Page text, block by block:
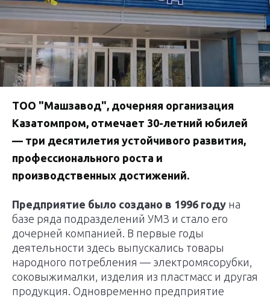
️ТОО "Машзавод", дочерняя организация
Казатомпром, отмечает 30-летний юбилей
— три десятилетия устойчивого развития,
профессионального роста и
производственных достижений.
Предприятие было создано в 1996 году на
базе ряда подразделений УМЗ и стало его
дочерней компанией. В первые годы
деятельности здесь выпускались товары
народного потребления — электромясорубки,
соковыжималки, изделия из пластмасс и другая
продукция. Одновременно предприятие